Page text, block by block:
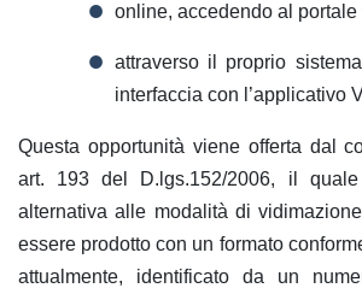
online, accedendo al
attraverso il proprio
interfaccia con l’applicativo
Questa opportunità viene offerta dal
art. 193 del D.lgs.152/2006, il
alternativa alle modalità di
essere prodotto con un formato
attualmente, identificato da un